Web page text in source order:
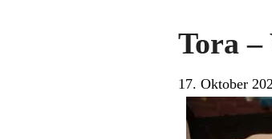
Tora –
17. Oktober